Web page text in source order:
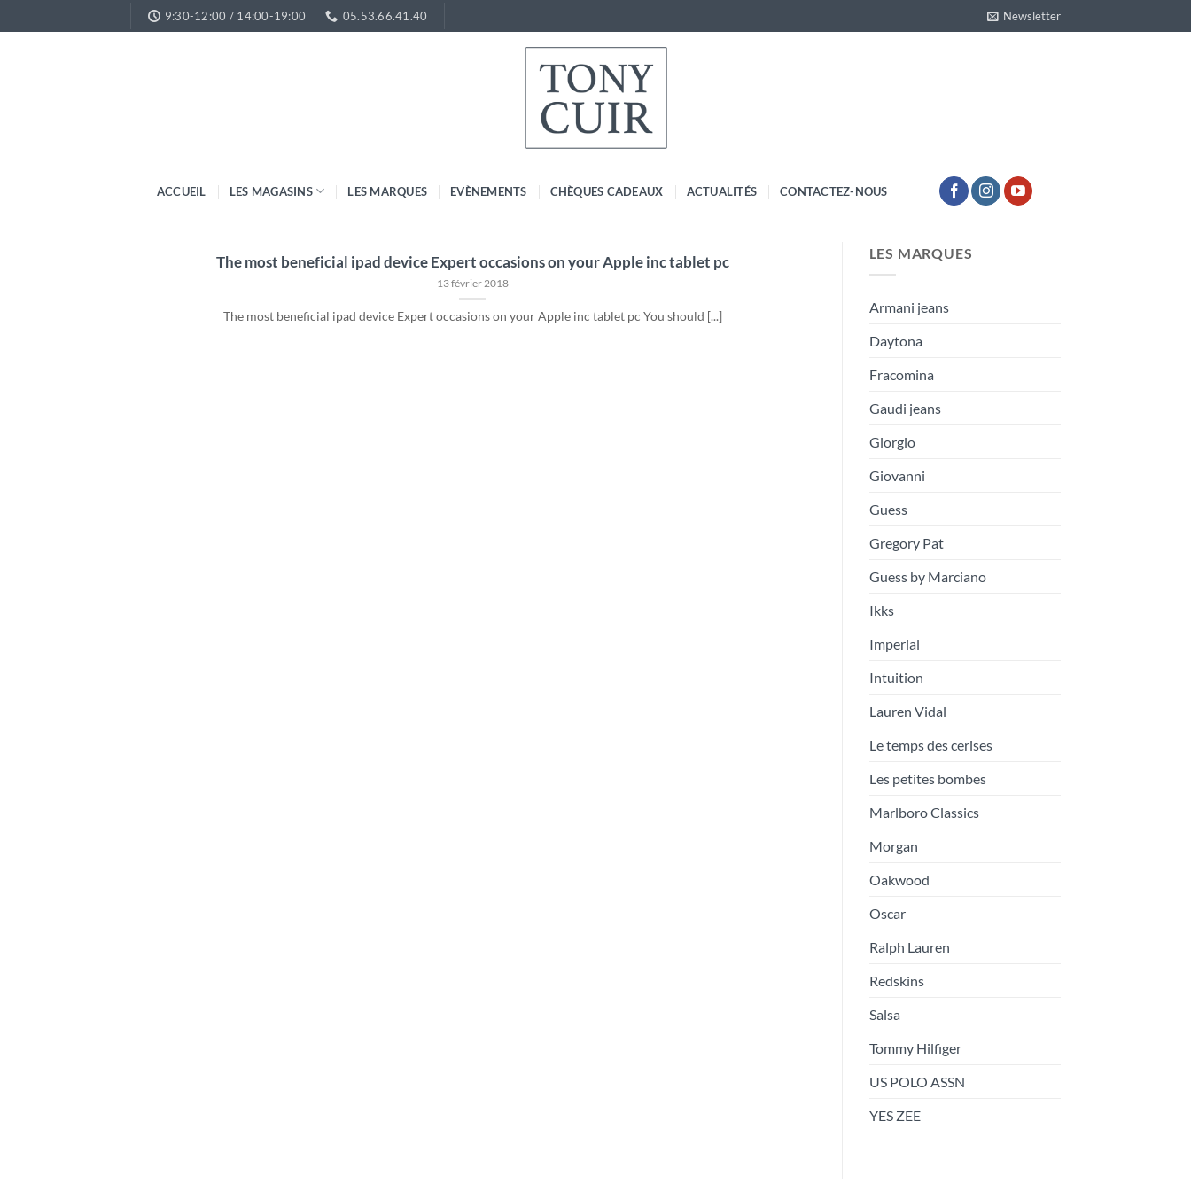
au
9:30-12:00 / 14:00-19:00 05.53.66.41.40 Newsletter
ACCUEIL LES MAGASINS LES MARQUES EVÈNEMENTS CHÈQUES CADEAUX ACTUALITÉS CONTACTEZ-NOUS
The most beneficial ipad device Expert occasions on your Apple inc tablet pc
13 février 2018
The most beneficial ipad device Expert occasions on your Apple inc tablet pc You should [...]
LES MARQUES
Armani jeans
Daytona
Fracomina
Gaudi jeans
Giorgio
Giovanni
Guess
Gregory Pat
Guess by Marciano
Ikks
Imperial
Intuition
Lauren Vidal
Le temps des cerises
Les petites bombes
Marlboro Classics
Morgan
Oakwood
Oscar
Ralph Lauren
Redskins
Salsa
Tommy Hilfiger
US POLO ASSN
YES ZEE